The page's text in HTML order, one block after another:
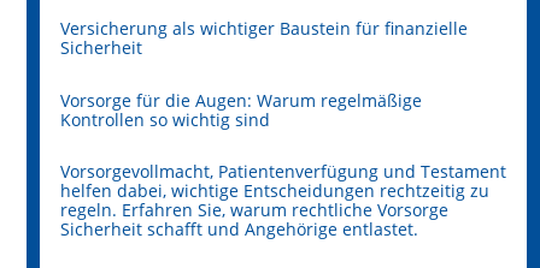
Versicherung als wichtiger Baustein für finanzielle
Sicherheit
Vorsorge für die Augen: Warum regelmäßige
Kontrollen so wichtig sind
Vorsorgevollmacht, Patientenverfügung und Testament
helfen dabei, wichtige Entscheidungen rechtzeitig zu
regeln. Erfahren Sie, warum rechtliche Vorsorge
Sicherheit schafft und Angehörige entlastet.